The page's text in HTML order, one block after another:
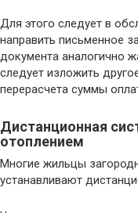
Для этого следует в
направить письменное
документа аналогично
следует изложить
перерасчета суммы
Дистанционная
отоплением
Многие жильцы
устанавливают